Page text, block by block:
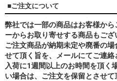
■ご注文について
弊社では一部の商品はお客様か
ーからお取り寄せする商品もござ
ご注文商品が納期未定や廃番の
せて頂く旨を、メールにてご連絡
入荷に1週間以上のお時間を頂く
い場合は、ご注文を保留とさせ